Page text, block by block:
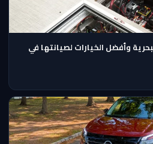
وأفضل الخيارات لصيانتها في